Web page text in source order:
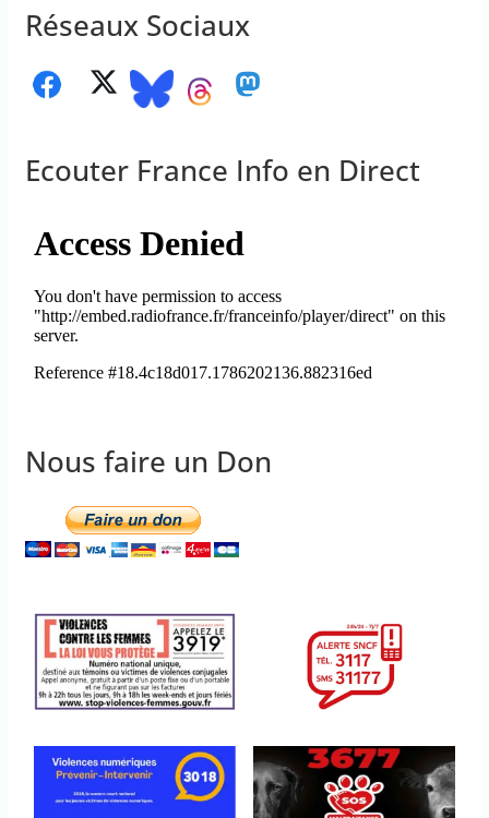
Réseaux Sociaux
Ecouter France Info en Direct
Nous faire un Don